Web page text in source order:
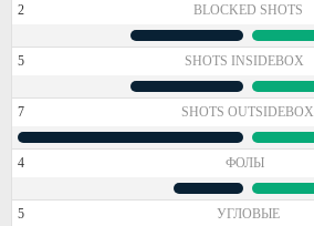
2 BLOCKED SHOTS
5 SHOTS INSIDEBOX
7 SHOTS OUTSIDEBOX
4 ФОЛЫ
5 УГЛОВЫЕ